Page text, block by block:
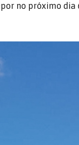
no próximo dia